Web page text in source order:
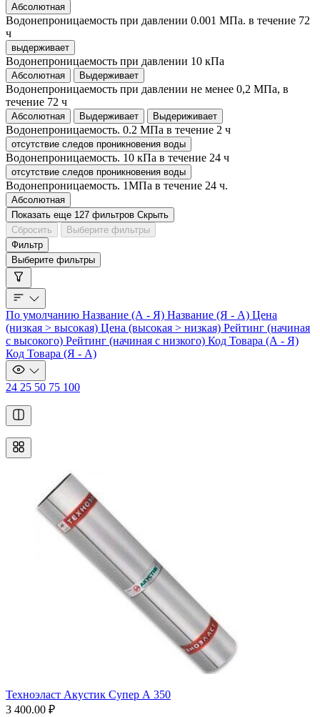
Абсолютная
Водонепроницаемость при давлении 0.001 МПа. в течение 72
ч
выдерживает
Водонепроницаемость при давлении 10 кПа
Абсолютная Выдерживает
Водонепроницаемость при давлении не менее 0,2 МПа, в
течение 72 ч
Абсолютная Выдерживает Выдериживает
Водонепроницаемость. 0.2 МПа в течение 2 ч
отсутствие следов проникновения воды
Водонепроницаемость. 10 кПа в течение 24 ч
отсутствие следов проникновения воды
Водонепроницаемость. 1МПа в течение 24 ч.
Абсолютная
Показать еще 127 фильтров Скрыть
Сбросить
Выберите фильтры
Фильтр
Выберите фильтры
По умолчанию Название (А - Я) Название (Я - А) Цена
(низкая > высокая) Цена (высокая > низкая) Рейтинг (начиная
с высокого) Рейтинг (начиная с низкого) Код Товара (А - Я)
Код Товара (Я - А)
24 25 50 75 100
Техноэласт Акустик Супер А 350
3 400.00 ₽